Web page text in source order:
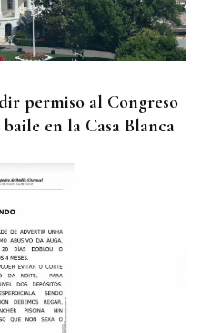
multa a Meta con
perjudicar la salud
permiso al Congreso
en la Casa Blanca